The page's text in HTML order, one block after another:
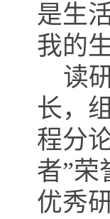
是生
我的
读
长，
程分
者”荣
优秀